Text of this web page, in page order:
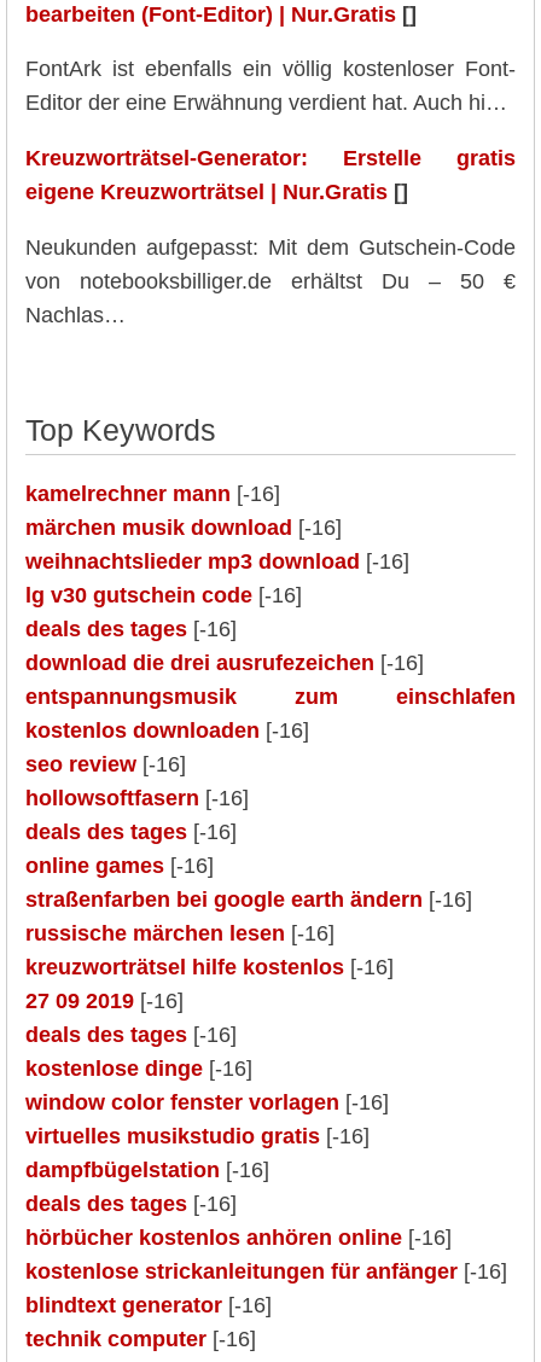
bearbeiten (Font-Editor) | Nur.Gratis []
FontArk ist ebenfalls ein völlig kostenloser Font-
Editor der eine Erwähnung verdient hat. Auch hi…
Kreuzworträtsel-Generator: Erstelle gratis
eigene Kreuzworträtsel | Nur.Gratis []
Neukunden aufgepasst: Mit dem Gutschein-Code
von notebooksbilliger.de erhältst Du – 50 €
Nachlas…
Top Keywords
kamelrechner mann [-16]
märchen musik download [-16]
weihnachtslieder mp3 download [-16]
lg v30 gutschein code [-16]
deals des tages [-16]
download die drei ausrufezeichen [-16]
entspannungsmusik zum einschlafen
kostenlos downloaden [-16]
seo review [-16]
hollowsoftfasern [-16]
deals des tages [-16]
online games [-16]
straßenfarben bei google earth ändern [-16]
russische märchen lesen [-16]
kreuzworträtsel hilfe kostenlos [-16]
27 09 2019 [-16]
deals des tages [-16]
kostenlose dinge [-16]
window color fenster vorlagen [-16]
virtuelles musikstudio gratis [-16]
dampfbügelstation [-16]
deals des tages [-16]
hörbücher kostenlos anhören online [-16]
kostenlose strickanleitungen für anfänger [-16]
blindtext generator [-16]
technik computer [-16]